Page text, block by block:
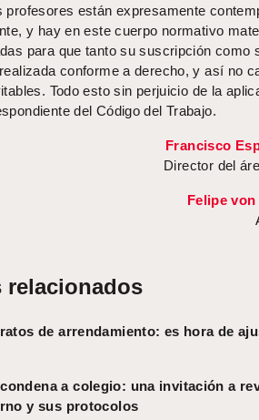
profesores están expresamente
y hay en este cuerpo normativo
para que tanto su suscripción como
conforme a derecho, y así no
Todo esto sin perjuicio de la
del Código del Trabajo.
Francisco
Director del
Felipe
relacionados
de arrendamiento: es hora de
a colegio: una invitación a
y sus protocolos